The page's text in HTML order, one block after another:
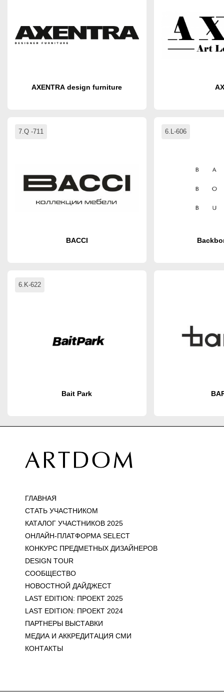
AXENTRA design furniture
7.Q -711
BACCI
6.L-606
6.K-622
Bait Park
ГЛАВНАЯ
СТАТЬ УЧАСТНИКОМ
КАТАЛОГ УЧАСТНИКОВ 2025
ОНЛАЙН-ПЛАТФОРМА SELECT
КОНКУРС ПРЕДМЕТНЫХ ДИЗАЙНЕРОВ
DESIGN TOUR
СООБЩЕСТВО
НОВОСТНОЙ ДАЙДЖЕСТ
LAST EDITION: ПРОЕКТ 2025
LAST EDITION: ПРОЕКТ 2024
ПАРТНЕРЫ ВЫСТАВКИ
МЕДИА И АККРЕДИТАЦИЯ СМИ
КОНТАКТЫ